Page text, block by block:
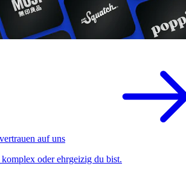
auf uns
oder ehrgeizig du bist.